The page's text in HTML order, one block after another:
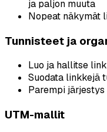
ja paljon muuta
Nopeat näkymät
Tunnisteet ja
Luo ja hallitse
Suodata linkkejä
Parempi
UTM-mallit